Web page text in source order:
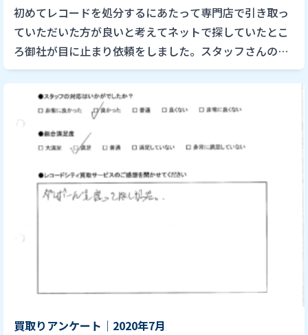
初めてレコードを処分するにあたって専門店で引き取っ
ていただいた方が良いと考えてネットで探していたとこ
ろ御社が目に止まり依頼をしました。スタッフさんの対
応もとても良かったので安心してお任せしました。次回
もレコード等がありま […]
買取りアンケート｜2020年7月